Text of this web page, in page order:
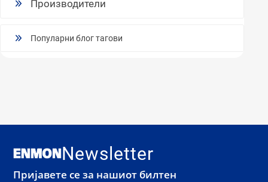
Производители
Популарни блог тагови
Newsletter
Пријавете се за нашиот билтен